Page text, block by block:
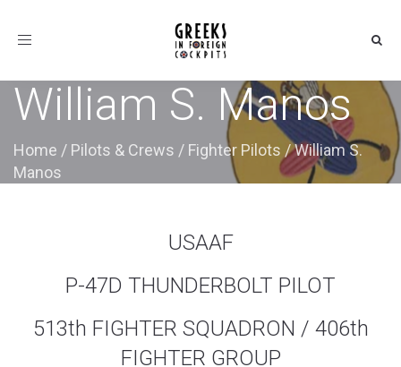
Toggle
William S. Manos
Home / Pilots & Crews / Fighter Pilots /William S.
Manos
USAAF
P-47D THUNDERBOLT PILOT
513th FIGHTER SQUADRON / 406th
FIGHTER GROUP